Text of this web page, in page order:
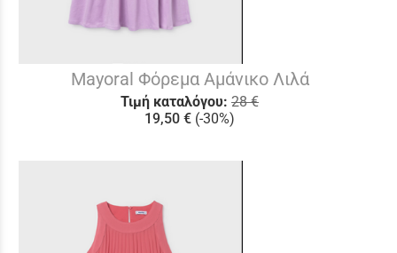
Mayoral Φόρεμα Αμάνικο Λιλά
Τιμή καταλόγου: 28 €
19,50 € (-30%)